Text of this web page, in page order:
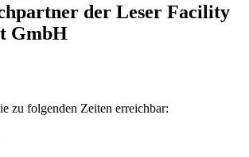
der Leser Facility
GmbH
zu folgenden Zeiten erreichbar: